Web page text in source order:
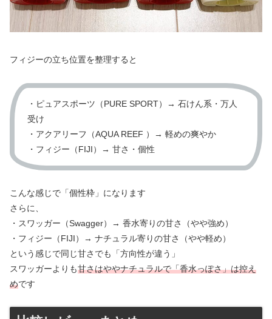
フィジーの立ち位置を整理すると
・ピュアスポーツ（PURE SPORT）→ 石けん系・万人
受け
・アクアリーフ（AQUA REEF ）→ 軽めの爽やか
・フィジー（FIJI）→ 甘さ・個性
こんな感じで「個性枠」になります
さらに、
・スワッガー（Swagger）→ 香水寄りの甘さ（やや強め）
・フィジー（FIJI）→ ナチュラル寄りの甘さ（やや軽め）
という感じで同じ甘さでも「方向性が違う」
スワッガーよりも甘さはややナチュラルで「香水っぽさ」は控え
めです